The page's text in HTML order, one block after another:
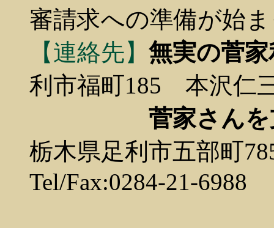
審請求への準備が始
【連絡先】 無実の菅
利市福町185 本沢仁
菅家さん
栃木県足利市五部町
Tel/Fax:0284-21-6988